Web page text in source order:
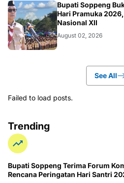
NEWS
Bupati Soppeng
Hari Pramuka
Nasional XII
August 02, 2026
See All
Failed to load posts.
Trending
Bupati Soppeng Terima Forum
Rencana Peringatan Hari Santri